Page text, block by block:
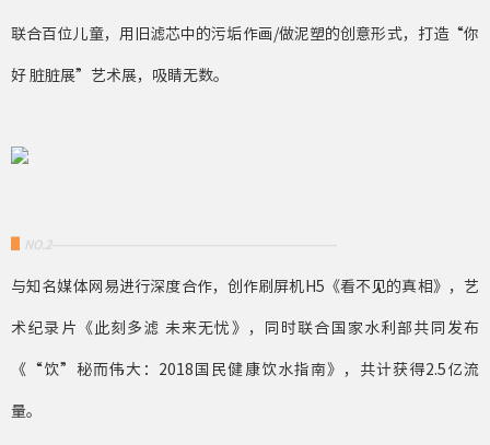
联合百位儿童，用旧滤芯中的污垢作画/做泥塑的创意形式，打造“你
好 脏脏展”艺术展，吸睛无数。
NO.2-----------------------------------------------------------------
与知名媒体网易进行深度合作，创作刷屏机H5《看不见的真相》，艺
术纪录片《此刻多滤 未来无忧》，同时联合国家水利部共同发布
《“饮”秘而伟大：2018国民健康饮水指南》，共计获得2.5亿流
量。